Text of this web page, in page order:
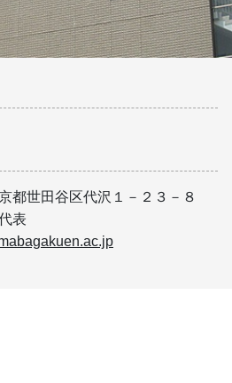
都世田谷区代沢１－２３－８
表